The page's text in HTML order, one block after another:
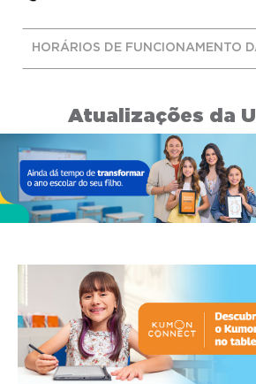
HORÁRIOS DE FUNCIONAMENTO
Atualizações da